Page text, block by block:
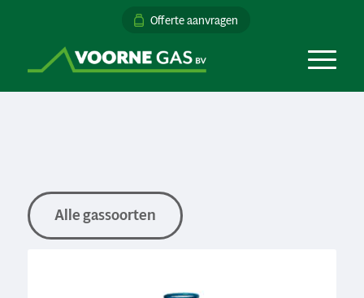
Offerte aanvragen
Alle gassoorten